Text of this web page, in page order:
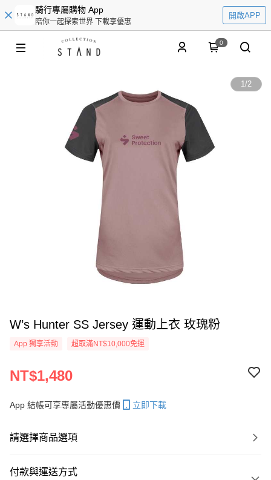
騎行專屬購物 App
陪你一起探索世界 下載享優惠
開啟APP
0
1/2
W’s Hunter SS Jersey 運動上衣 玫瑰粉
App 獨享活動 超取滿NT$10,000免運
NT$1,480
App 結帳可享專屬活動優惠價 立即下載
請選擇商品選項
付款與運送方式